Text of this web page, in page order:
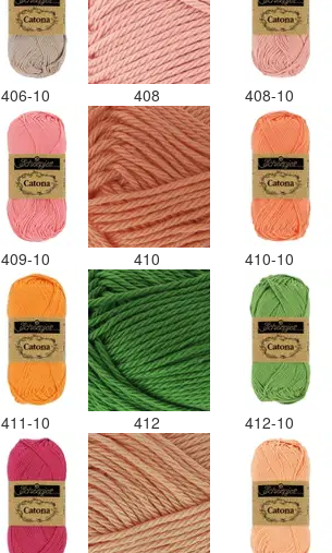
406-10 408 408-10
409-10 410 410-10
411-10 412 412-10